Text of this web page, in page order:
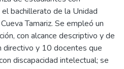
bachillerato de la Unidad
Tamariz. Se empleó un
con alcance descriptivo y de
directivo y 10 docentes que
discapacidad intelectual; se